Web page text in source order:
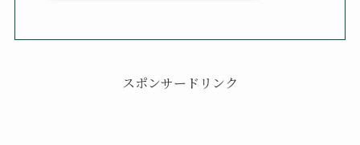
スポンサードリンク